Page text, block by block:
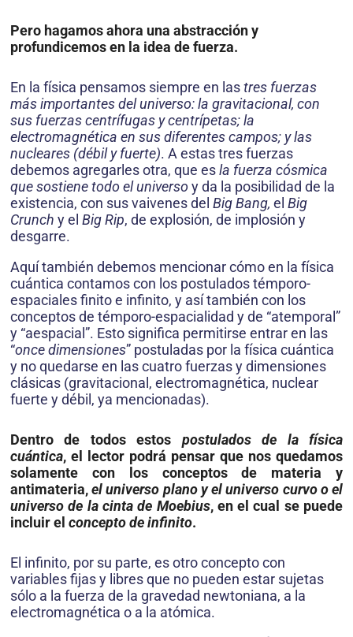
Pero hagamos ahora una abstracción y
profundicemos en la idea de fuerza.
En la física pensamos siempre en lastres fuerzas
más importantes del universo: la gravitacional, con
sus fuerzas centrífugas y centrípetas; la
electromagnética en sus diferentes campos; y las
nucleares (débil y fuerte). A estas tres fuerzas
debemos agregarles otra, que esla fuerza cósmica
que sostiene todo el universoy da la posibilidad de la
existencia, con sus vaivenes del Big Bang, el Big
Crunch y el Big Rip, de explosión, de implosión y
desgarre.
Aquí también debemos mencionar cómo en la física
cuántica contamos con los postulados témporo-
espaciales finito e infinito, y así también con los
conceptos de témporo-espacialidad y de “atemporal”
y “aespacial”. Esto significa permitirse entrar en las
“once dimensiones” postuladas por la física cuántica
y no quedarse en las cuatro fuerzas y dimensiones
clásicas (gravitacional, electromagnética, nuclear
fuerte y débil, ya mencionadas).
Dentro de todos estos postulados de la física
cuántica, el lector podrá pensar que nos quedamos
solamente con los conceptos de materia y
antimateria,el universo plano y el universo curvo o el
universo de la cinta de Moebius, en el cual se puede
incluir el concepto de infinito.
El infinito, por su parte, es otro concepto con
variables fijas y libres que no pueden estar sujetas
sólo a la fuerza de la gravedad newtoniana, a la
electromagnética o a la atómica.